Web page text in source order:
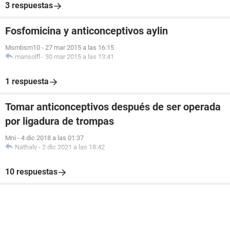
3 respuestas
Fosfomicina y anticonceptivos aylin
Msmbsm10 - 27 mar 2015 a las 16:15
marisolfl - 30 mar 2015 a las 13:41
1 respuesta
Tomar anticonceptivos después de ser operada
por ligadura de trompas
Mni - 4 dic 2018 a las 01:37
Nathaly - 2 dic 2021 a las 18:42
10 respuestas